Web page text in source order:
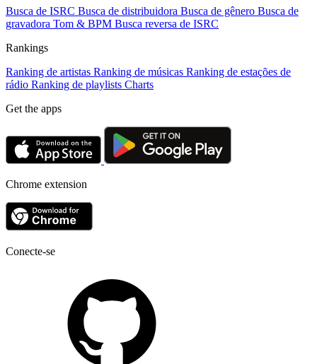
Busca de ISRC Busca de distribuidora Busca de gênero Busca de
gravadora Tom & BPM Busca reversa de ISRC
Rankings
Ranking de artistas Ranking de músicas Ranking de estações de
rádio Ranking de playlists Charts
Get the apps
Chrome extension
Conecte-se